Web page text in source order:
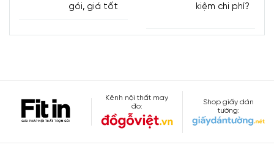
gói, giá tốt
kiệm chi phí?
Kênh nội thất may
đo:
Shop giấy dán
tường: